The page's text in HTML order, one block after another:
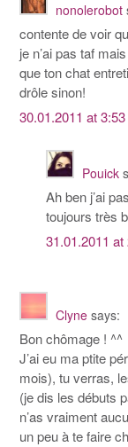
nonolerobot
contente de voir
je n’ai pas taf
que ton chat
drôle sinon!
30.01.2011 at
Pouick
Ah ben j’ai
toujours très
31.01.2011 at
Clyne says:
Bon chômage ! ^^
J’ai eu ma ptite
mois), tu verras,
(je dis les débuts
n’as vraiment
un peu à te faire